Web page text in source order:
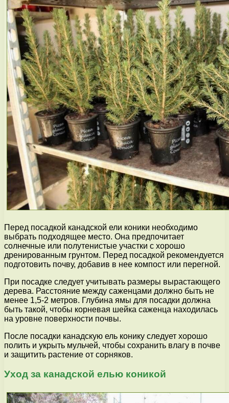
Перед посадкой канадской ели коники необходимо
выбрать подходящее место. Она предпочитает
солнечные или полутенистые участки с хорошо
дренированным грунтом. Перед посадкой рекомендуется
подготовить почву, добавив в нее компост или перегной.
При посадке следует учитывать размеры вырастающего
дерева. Расстояние между саженцами должно быть не
менее 1,5-2 метров. Глубина ямы для посадки должна
быть такой, чтобы корневая шейка саженца находилась
на уровне поверхности почвы.
После посадки канадскую ель конику следует хорошо
полить и укрыть мульчей, чтобы сохранить влагу в почве
и защитить растение от сорняков.
Уход за канадской елью коникой